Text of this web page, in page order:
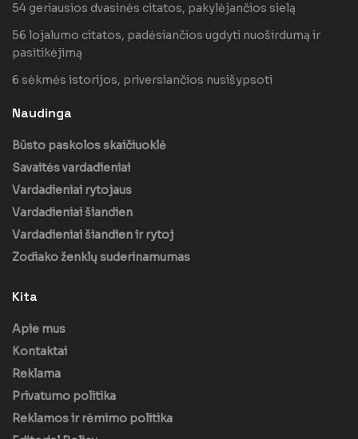
54 geriausios dvasinės citatos, pakylėjančios sielą
56 lojalumo citatos, padėsiančios ugdyti nuoširdumą ir
pasitikėjimą
6 sėkmės istorijos, priversiančios nusišypsoti
Naudinga
Būsto paskolos skaičiuoklė
Savaitės vardadieniai
Vardadieniai rytojaus
Vardadieniai šiandien
Vardadieniai šiandien ir rytoj
Zodiako ženklų suderinamumas
Kita
Apie mus
Kontaktai
Reklama
Privatumo politika
Reklamos ir rėmimo politika